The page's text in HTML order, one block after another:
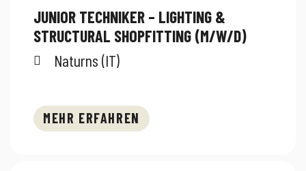
JUNIOR TECHNIKER – LIGHTING &
STRUCTURAL SHOPFITTING (M/W/D)
Naturns (IT)
MEHR ERFAHREN